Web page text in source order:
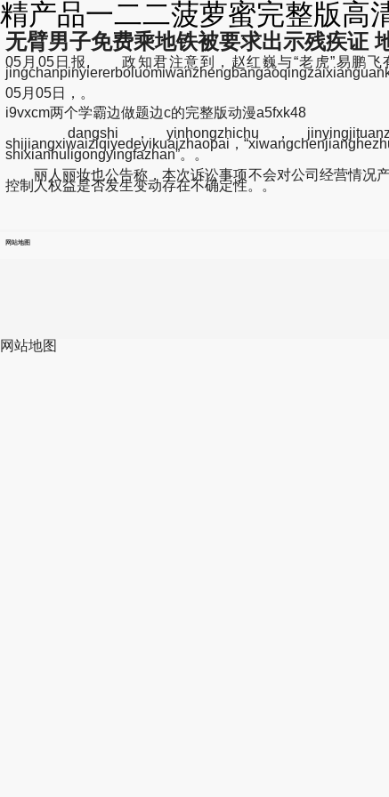
精产品一二二菠萝蜜完整版高
无臂男子免费乘地铁被要求出示残疾证
05月05日报, 政知君注意到，赵红巍与“老虎”易鹏飞
05月05日，。
i9vxcm两个学霸边做题边c的完整版动漫a5fxk48
dangshi，yinhongzhichu，
shijiangxiwaiziqiyedeyikuaizhaopai，
shixianhuligongyingfazhan”。。
丽人丽妆也公告称，本次诉讼事项不会对公司经营情况产
控制人权益是否发生变动存在不确定性。。
网站地图
网站地图